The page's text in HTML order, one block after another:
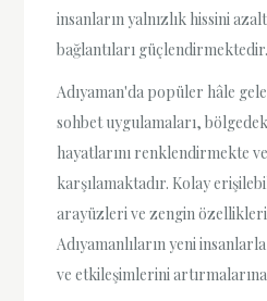
insanların yalnızlık hissini
bağlantıları güçlendirmektedir.
Adıyaman'da popüler hâle
sohbet uygulamaları,
hayatlarını renklendirmekte
karşılamaktadır. Kolay
arayüzleri ve zengin
Adıyamanlıların yeni
ve etkileşimlerini